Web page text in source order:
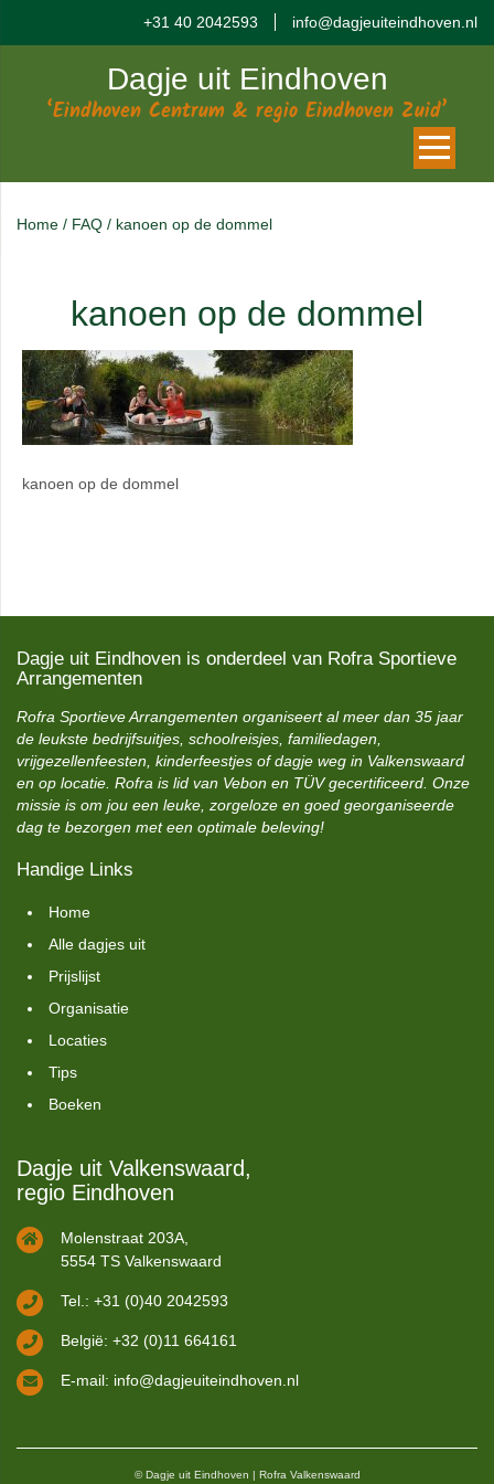
+31 40 2042593 info@dagjeuiteindhoven.nl
Dagje uit Eindhoven
‘Eindhoven Centrum & regio Eindhoven Zuid’
Home / FAQ / kanoen op de dommel
kanoen op de dommel
kanoen op de dommel
Dagje uit Eindhoven is onderdeel van Rofra Sportieve
Arrangementen
Rofra Sportieve Arrangementen organiseert al meer dan 35 jaar
de leukste bedrijfsuitjes, schoolreisjes, familiedagen,
vrijgezellenfeesten, kinderfeestjes of dagje weg in Valkenswaard
en op locatie. Rofra is lid van Vebon en TÜV gecertificeerd. Onze
missie is om jou een leuke, zorgeloze en goed georganiseerde
dag te bezorgen met een optimale beleving!
Handige Links
Home
Alle dagjes uit
Prijslijst
Organisatie
Locaties
Tips
Boeken
Dagje uit Valkenswaard,
regio Eindhoven
Molenstraat 203A,
5554 TS Valkenswaard
Tel.: +31 (0)40 2042593
België: +32 (0)11 664161
E-mail: info@dagjeuiteindhoven.nl
© Dagje uit Eindhoven | Rofra Valkenswaard